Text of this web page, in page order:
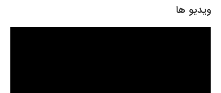
ویدیو ها
o
o